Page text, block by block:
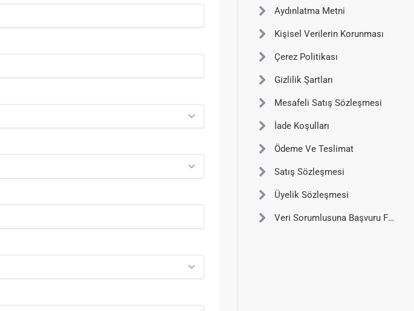
Aydınlatma Metni
Kişisel Verilerin Korunması
Çerez Politikası
Gizlilik Şartları
Mesafeli Satış Sözleşmesi
İade Koşulları
Ödeme Ve Teslimat
Satış Sözleşmesi
Üyelik Sözleşmesi
Veri Sorumlusuna Başvuru Formu